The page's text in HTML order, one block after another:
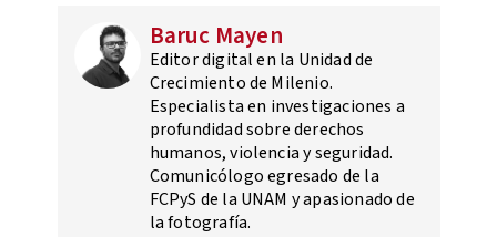
Baruc Mayen
Editor digital en la Unidad de
Crecimiento de Milenio.
Especialista en investigaciones a
profundidad sobre derechos
humanos, violencia y seguridad.
Comunicólogo egresado de la
FCPyS de la UNAM y apasionado de
la fotografía.